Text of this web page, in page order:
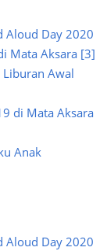
Aloud Day 2020
Mata Aksara [3]
Liburan Awal
di Mata Aksara
Anak
Aloud Day 2020